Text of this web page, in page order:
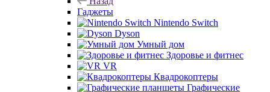
Гаджеты
Nintendo Switch
Dyson
Умный дом
Здоровье и фитнес
VR
Квадрокоптеры
Графические